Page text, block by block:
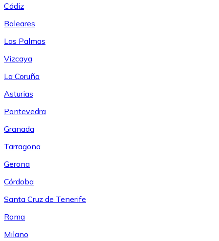
Cádiz
Baleares
Las Palmas
Vizcaya
La Coruña
Asturias
Pontevedra
Granada
Tarragona
Gerona
Córdoba
Santa Cruz de Tenerife
Roma
Milano